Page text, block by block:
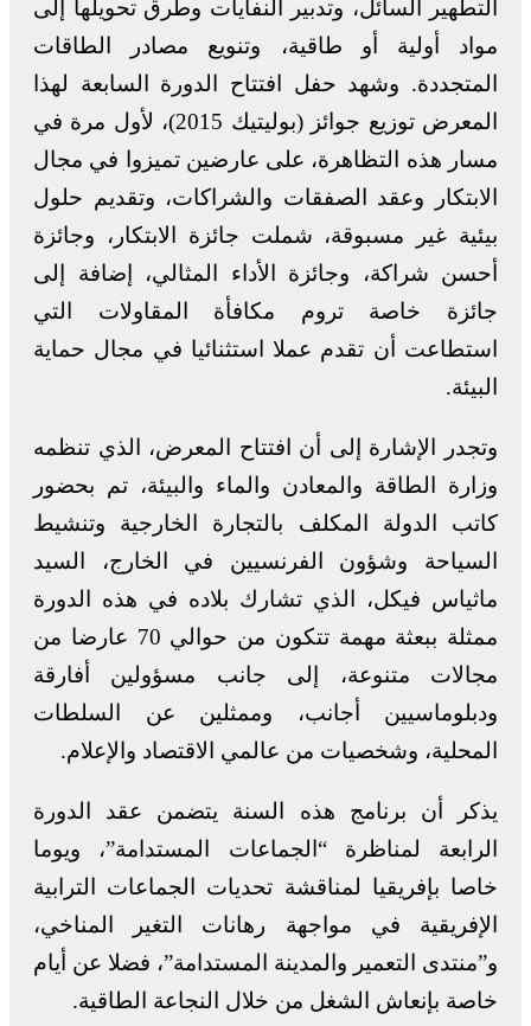
التطهير السائل، وتدبير النفايات وطرق تحويلها إلى
مواد أولية أو طاقية، وتنويع مصادر الطاقات
المتجددة. وشهد حفل افتتاح الدورة السابعة لهذا
المعرض توزيع جوائز (بوليتيك 2015)، لأول مرة في
مسار هذه التظاهرة، على عارضين تميزوا في مجال
الابتكار وعقد الصفقات والشراكات، وتقديم حلول
بيئية غير مسبوقة، شملت جائزة الابتكار، وجائزة
أحسن شراكة، وجائزة الأداء المثالي، إضافة إلى
جائزة خاصة تروم مكافأة المقاولات التي
استطاعت أن تقدم عملا استثنائيا في مجال حماية
البيئة.
وتجدر الإشارة إلى أن افتتاح المعرض، الذي تنظمه
وزارة الطاقة والمعادن والماء والبيئة، تم بحضور
كاتب الدولة المكلف بالتجارة الخارجية وتنشيط
السياحة وشؤون الفرنسيين في الخارج، السيد
ماثياس فيكل، الذي تشارك بلاده في هذه الدورة
ممثلة ببعثة مهمة تتكون من حوالي 70 عارضا من
مجالات متنوعة، إلى جانب مسؤولين أفارقة
ودبلوماسيين أجانب، وممثلين عن السلطات
المحلية، وشخصيات من عالمي الاقتصاد والإعلام.
يذكر أن برنامج هذه السنة يتضمن عقد الدورة
الرابعة لمناظرة “الجماعات المستدامة”، ويوما
خاصا بإفريقيا لمناقشة تحديات الجماعات الترابية
الإفريقية في مواجهة رهانات التغير المناخي،
و”منتدى التعمير والمدينة المستدامة”، فضلا عن أيام
خاصة بإنعاش الشغل من خلال النجاعة الطاقية.